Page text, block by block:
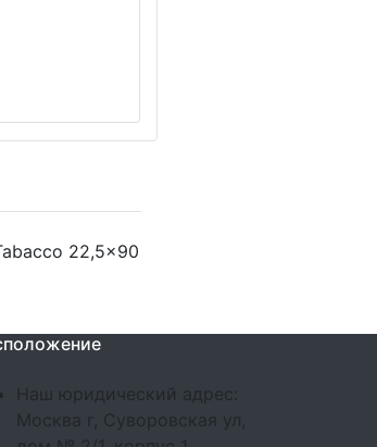
22,5x90
Наш юридический адрес:
Москва г, Суворовская ул,